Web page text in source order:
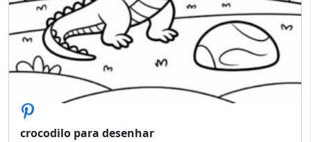
crocodilo para desenhar